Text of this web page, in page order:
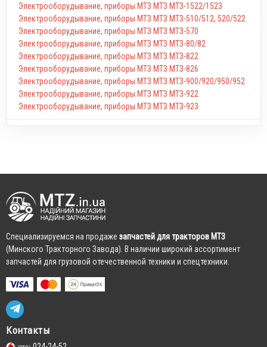
Электрооборудывание, приборы МТЗ МТЗ МТЗ-1522/1523
Электрооборудывание, приборы МТЗ МТЗ МТЗ-510/512, 520/522
Электрооборудывание, приборы МТЗ МТЗ МТЗ-570
Электрооборудывание, приборы МТЗ МТЗ МТЗ-80/82
Электрооборудывание, приборы МТЗ МТЗ МТЗ-822
Электрооборудывание, приборы МТЗ МТЗ МТЗ-826
Электрооборудывание, приборы МТЗ МТЗ МТЗ-900/920/950/952
Электрооборудывание, приборы МТЗ МТЗ МТЗ-922
Электрооборудывание, приборы МТЗ МТЗ МТЗ-923
Cпециализируемся на продаже запчастей для тракторов МТЗ
(Минского Тракторного Завода). В наличии широкий ассортимент
запчастей для грузовой отечественной техники и спецтехники.
Контакты